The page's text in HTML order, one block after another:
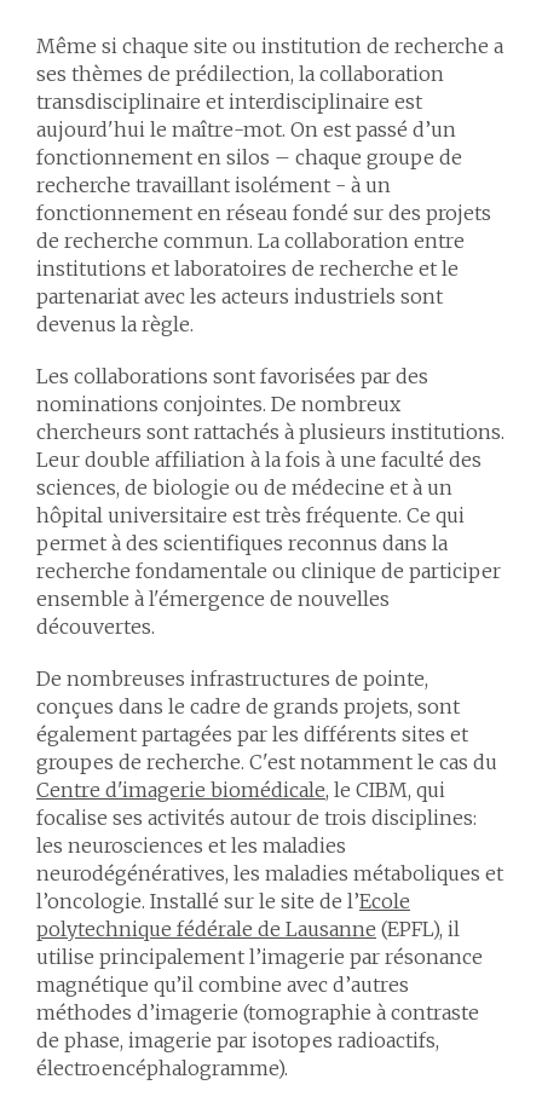
Même si chaque site ou institution de recherche a
ses thèmes de prédilection, la collaboration
transdisciplinaire et interdisciplinaire est
aujourd'hui le maître-mot. On est passé d’un
fonctionnement en silos – chaque groupe de
recherche travaillant isolément - à un
fonctionnement en réseau fondé sur des projets
de recherche commun. La collaboration entre
institutions et laboratoires de recherche et le
partenariat avec les acteurs industriels sont
devenus la règle.
Les collaborations sont favorisées par des
nominations conjointes. De nombreux
chercheurs sont rattachés à plusieurs institutions.
Leur double affiliation à la fois à une faculté des
sciences, de biologie ou de médecine et à un
hôpital universitaire est très fréquente. Ce qui
permet à des scientifiques reconnus dans la
recherche fondamentale ou clinique de participer
ensemble à l'émergence de nouvelles
découvertes.
De nombreuses infrastructures de pointe,
conçues dans le cadre de grands projets, sont
également partagées par les différents sites et
groupes de recherche. C'est notamment le cas du
Centre d'imagerie biomédicale, le CIBM, qui
focalise ses activités autour de trois disciplines:
les neurosciences et les maladies
neurodégénératives, les maladies métaboliques et
l’oncologie. Installé sur le site de l’Ecole
polytechnique fédérale de Lausanne (EPFL), il
utilise principalement l’imagerie par résonance
magnétique qu’il combine avec d’autres
méthodes d’imagerie (tomographie à contraste
de phase, imagerie par isotopes radioactifs,
électroencéphalogramme).